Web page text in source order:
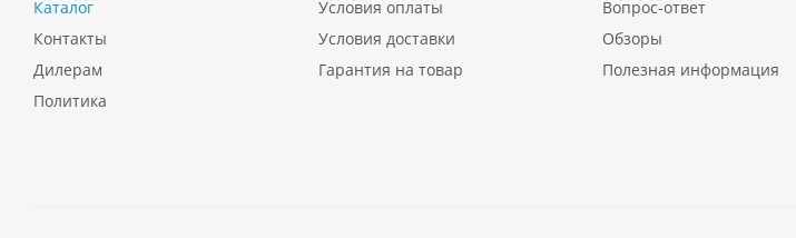
Каталог
Контакты
Дилерам
Политика
Условия оплаты
Условия доставки
Гарантия на товар
Вопрос-ответ
Обзоры
Полезная информация